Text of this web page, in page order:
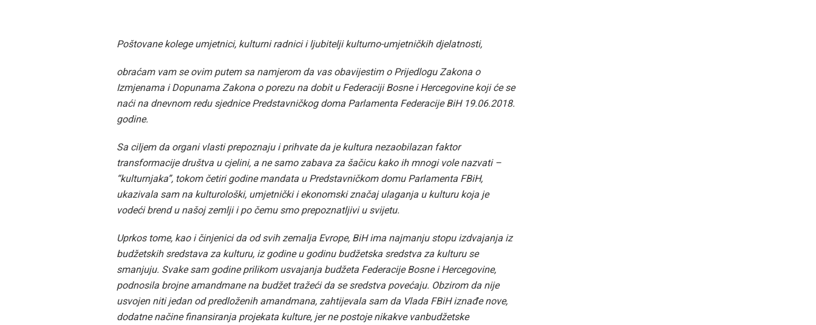
Poštovane kolege umjetnici, kulturni radnici i ljubitelji kulturno-umjetničkih djelatnosti,
obraćam vam se ovim putem sa namjerom da vas obavijestim o Prijedlogu Zakona o
Izmjenama i Dopunama Zakona o porezu na dobit u Federaciji Bosne i Hercegovine koji će se
naći na dnevnom redu sjednice Predstavničkog doma Parlamenta Federacije BiH 19.06.2018.
godine.
Sa ciljem da organi vlasti prepoznaju i prihvate da je kultura nezaobilazan faktor
transformacije društva u cjelini, a ne samo zabava za šačicu kako ih mnogi vole nazvati –
“kulturnjaka”, tokom četiri godine mandata u Predstavničkom domu Parlamenta FBiH,
ukazivala sam na kulturološki, umjetnički i ekonomski značaj ulaganja u kulturu koja je
vodeći brend u našoj zemlji i po čemu smo prepoznatljivi u svijetu.
Uprkos tome, kao i činjenici da od svih zemalja Evrope, BiH ima najmanju stopu izdvajanja iz
budžetskih sredstava za kulturu, iz godine u godinu budžetska sredstva za kulturu se
smanjuju. Svake sam godine prilikom usvajanja budžeta Federacije Bosne i Hercegovine,
podnosila brojne amandmane na budžet tražeći da se sredstva povećaju. Obzirom da nije
usvojen niti jedan od predloženih amandmana, zahtijevala sam da Vlada FBiH iznađe nove,
dodatne načine finansiranja projekata kulture, jer ne postoje nikakve vanbudžetske